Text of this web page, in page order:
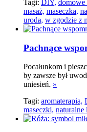
Tagi: DIY, domowe
masaż, maseczka,
uroda, w zgodzie z
Pachnące
Pocałunkom i
by zawsze był
uniesień. »
Tagi: aromaterapia,
maseczki, naturalne